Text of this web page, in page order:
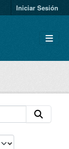
Iniciar Sesión